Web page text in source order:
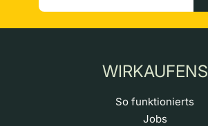
WIRKAUFENS
So funktionierts
Jobs